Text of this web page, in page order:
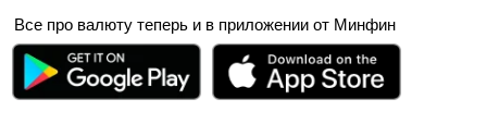
Все про валюту теперь и в приложении от Минфин